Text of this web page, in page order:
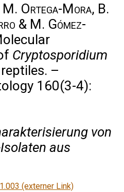
M. Ortega-Mora, B.
& M. Gómez-
Cryptosporidium
–
160(3-4):
von
aus
(externer Link)